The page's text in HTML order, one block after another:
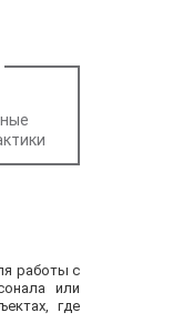
работы с
или
где